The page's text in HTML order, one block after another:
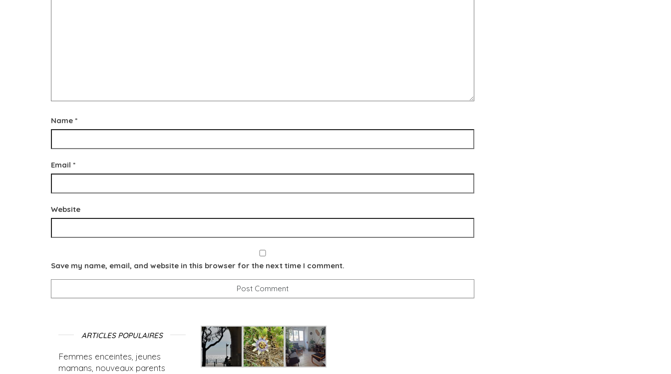
Name *
Email *
Website
Save my name, email, and website in this browser for the next time I comment.
ARTICLES POPULAIRES
Femmes enceintes, jeunes
mamans, nouveaux parents